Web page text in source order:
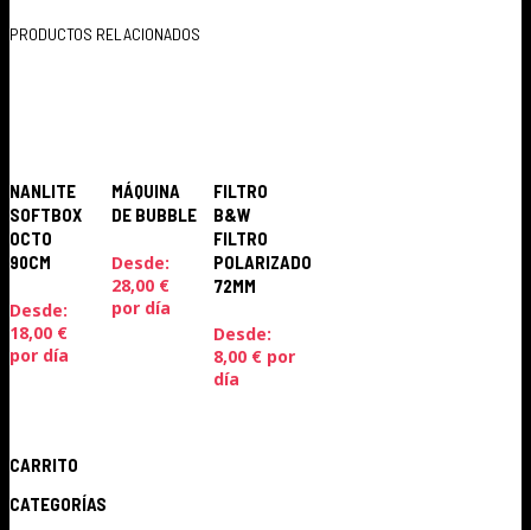
PRODUCTOS RELACIONADOS
NANLITE
SOFTBOX
OCTO
90CM
Desde:
18,00 €
por día
MÁQUINA
DE BUBBLE
Desde:
28,00 €
por día
FILTRO
B&W
FILTRO
POLARIZADO
72MM
Desde:
8,00 €por
día
CARRITO
CATEGORÍAS